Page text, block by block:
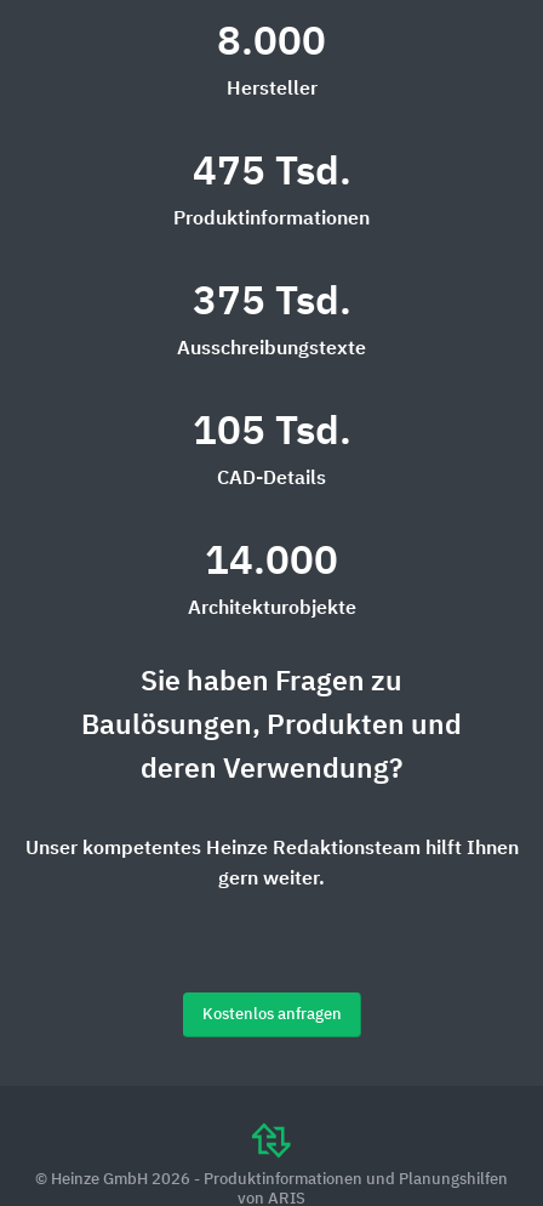
8.000
Hersteller
475 Tsd.
Produktinformationen
375 Tsd.
Ausschreibungstexte
105 Tsd.
CAD-Details
14.000
Architekturobjekte
Sie haben Fragen zu
Baulösungen, Produkten und
deren Verwendung?
Unser kompetentes Heinze Redaktionsteam hilft Ihnen
gern weiter.
Kostenlos anfragen
© Heinze GmbH 2026 - Produktinformationen und Planungshilfen
von ARIS